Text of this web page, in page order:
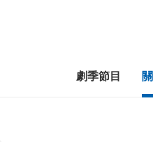
劇季節目